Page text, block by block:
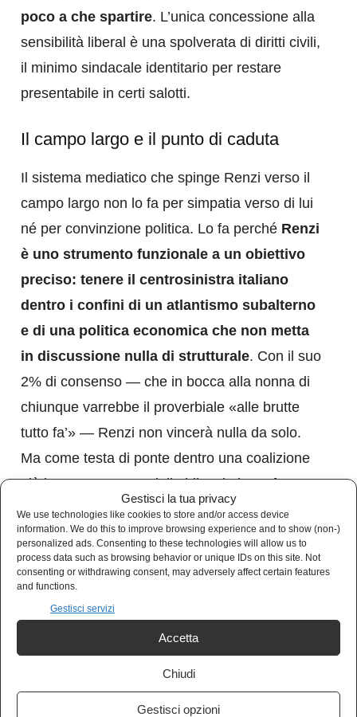
Gestisci la tua privacy
We use technologies like cookies to store and/or access device
information. We do this to improve browsing experience and to show (non-)
personalized ads. Consenting to these technologies will allow us to
process data such as browsing behavior or unique IDs on this site. Not
consenting or withdrawing consent, may adversely affect certain features
and functions.
Gestisci servizi
Accetta
Chiudi
Gestisci opzioni
poco a che spartire. L’unica concessione alla
sensibilità liberal è una spolverata di diritti civili,
il minimo sindacale identitario per restare
presentabile in certi salotti.
Il campo largo e il punto di caduta
Il sistema mediatico che spinge Renzi verso il
campo largo non lo fa per simpatia verso di lui
né per convinzione politica. Lo fa perché Renzi
è uno strumento funzionale a un obiettivo
preciso: tenere il centrosinistra italiano
dentro i confini di un atlantismo subalterno
e di una politica economica che non metta
in discussione nulla di strutturale. Con il suo
2% di consenso — che in bocca alla nonna di
chiunque varrebbe il proverbiale «alle brutte
tutto fa’» — Renzi non vincerà nulla da solo.
Ma come testa di ponte dentro una coalizione
più larga, come ago della bilancia in un futuro
governo, come uomo di raccordo con ambienti
che il resto della coalizione non frequenta, vale
moltissimo.
Il nodo che non scioglie mai, né a Otto e
Mezzo né altrove, è quello decisivo: per chi
suona la campana? Quando cita la difesa della
sanità pubblica, della scuola, dei salari, lo fa
chi quegli stessi istituti ha sistematicamente